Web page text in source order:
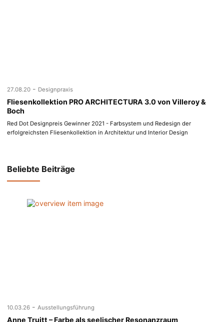
27.08.20 - Designpraxis
Fliesenkollektion PRO ARCHITECTURA 3.0 von Villeroy &
Boch
Red Dot Designpreis Gewinner 2021 - Farbsystem und Redesign der
erfolgreichsten Fliesenkollektion in Architektur und Interior Design
Beliebte Beiträge
10.03.26 - Ausstellungsführung
Anne Truitt – Farbe als seelischer Resonanzraum